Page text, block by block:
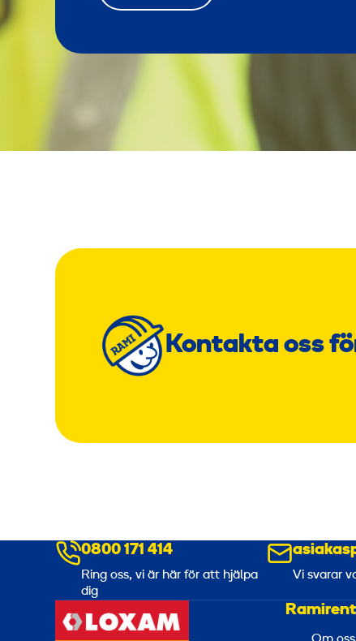
Kontakta oss
0800 171 414
Ring oss, vi är här för att hjälpa
dig
Vi svarar